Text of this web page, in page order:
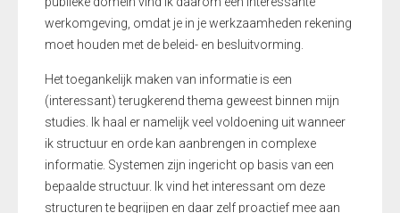
werkomgeving, omdat je in je werkzaamheden rekening
moet houden met de beleid- en besluitvorming.
Het toegankelijk maken van informatie is een
(interessant) terugkerend thema geweest binnen mijn
studies. Ik haal er namelijk veel voldoening uit wanneer
ik structuur en orde kan aanbrengen in complexe
informatie. Systemen zijn ingericht op basis van een
bepaalde structuur. Ik vind het interessant om deze
structuren te begrijpen en daar zelf proactief mee aan